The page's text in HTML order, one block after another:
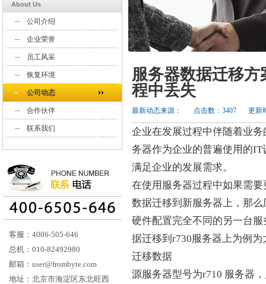
About Us
公司介绍
企业荣誉
员工风采
恢复环境
公司动态
合作伙伴
联系我们
客服：4006-505-646
总机：010-82492980
邮箱：user@frombyte.com
地址：北京市海淀区东北旺西
服务器数据迁移
程中丢失
最新动态来源： 点击数：3407 更新
企业在发展过程中伴随着业
务器作为企业的普遍使用的
满足企业的发展需求。
在使用服务器过程中如果需
数据迁移到新服务器上，那
硬件配置完全不同的另一台
据迁移到r730服务器上为例
迁移数据
源服务器型号为r710 服务器